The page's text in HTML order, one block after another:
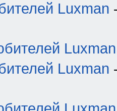
Luxman
Luxman
Luxman